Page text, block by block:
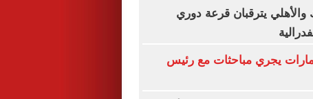
والأهلي يترقبان قرعة دوري
يجري مباحثات مع رئيس